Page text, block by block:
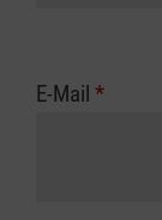
E-Mail *